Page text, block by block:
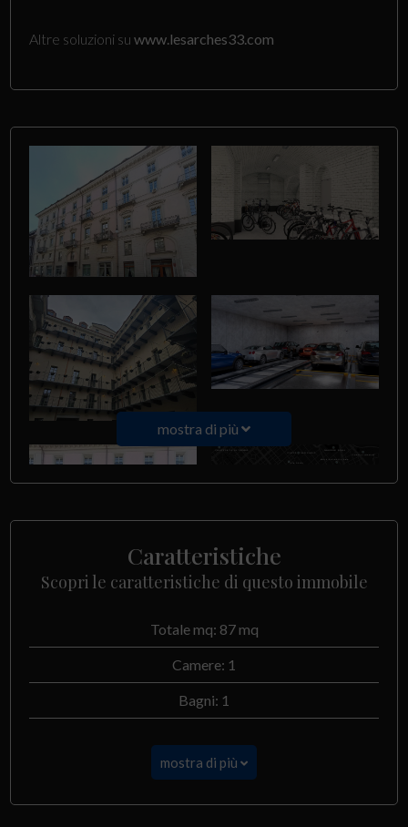
Altre soluzioni suwww.lesarches33.com
mostra di più
Caratteristiche
Scopri le caratteristiche di questo immobile
Totale mq: 87 mq
Camere: 1
Bagni: 1
mostra di più